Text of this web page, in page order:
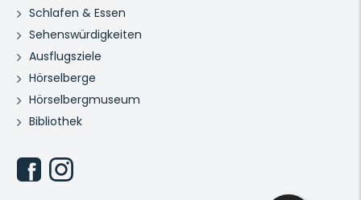
Schlafen & Essen
Sehenswürdigkeiten
Ausflugsziele
Hörselberge
Hörselbergmuseum
Bibliothek